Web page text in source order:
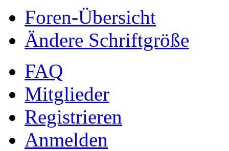
Foren-Übersicht
Ändere Schriftgröße
FAQ
Mitglieder
Registrieren
Anmelden